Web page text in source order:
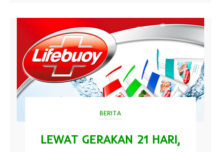
BERITA
LEWAT GERAKAN 21 HARI,